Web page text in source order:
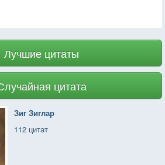
Лучшие цитаты
цитата
Зиг Зиглар
112 цитат